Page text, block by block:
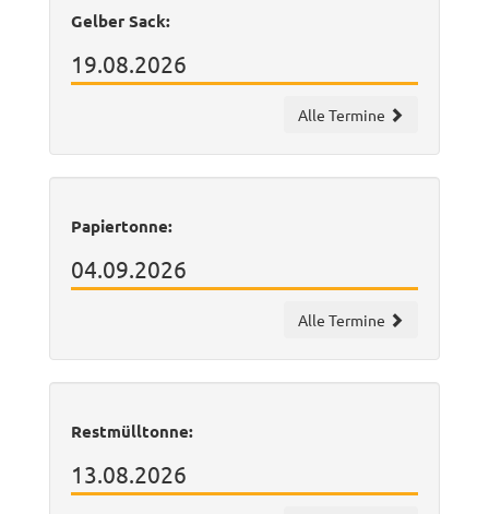
Gelber Sack:
19.08.2026
Alle Termine
Papiertonne:
04.09.2026
Alle Termine
Restmülltonne:
13.08.2026